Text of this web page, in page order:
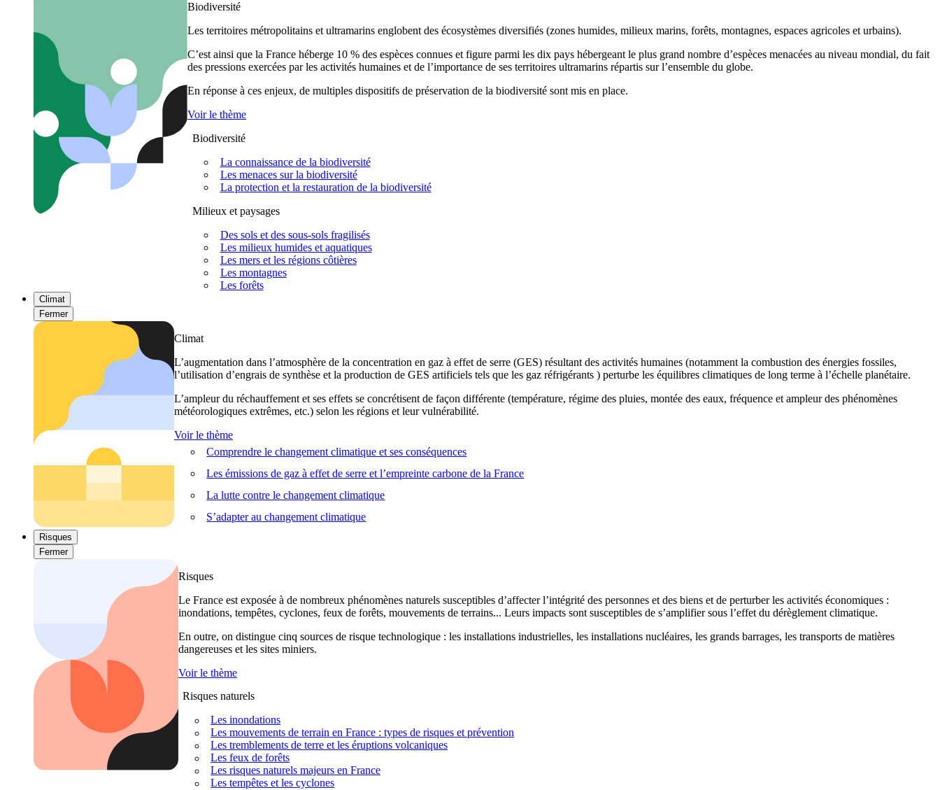
Biodiversité
Les territoires métropolitains et ultramarins englobent des écosystèmes diversifiés (zones humides, milieux marins, forêts, montagnes, espaces agricoles et urbains).
C’est ainsi que la France héberge 10 % des espèces connues et figure parmi les dix pays hébergeant le plus grand nombre d’espèces menacées au niveau mondial, du fait
des pressions exercées par les activités humaines et de l’importance de ses territoires ultramarins répartis sur l’ensemble du globe.
En réponse à ces enjeux, de multiples dispositifs de préservation de la biodiversité sont mis en place.
Voir le thème
Biodiversité
La connaissance de la biodiversité
Les menaces sur la biodiversité
La protection et la restauration de la biodiversité
Milieux et paysages
Des sols et des sous-sols fragilisés
Les milieux humides et aquatiques
Les mers et les régions côtières
Les montagnes
Les forêts
Climat
Fermer
Climat
L’augmentation dans l’atmosphère de la concentration en gaz à effet de serre (GES) résultant des activités humaines (notamment la combustion des énergies fossiles,
l’utilisation d’engrais de synthèse et la production de GES artificiels tels que les gaz réfrigérants ) perturbe les équilibres climatiques de long terme à l’échelle planétaire.
L’ampleur du réchauffement et ses effets se concrétisent de façon différente (température, régime des pluies, montée des eaux, fréquence et ampleur des phénomènes
météorologiques extrêmes, etc.) selon les régions et leur vulnérabilité.
Voir le thème
Comprendre le changement climatique et ses conséquences
Les émissions de gaz à effet de serre et l’empreinte carbone de la France
La lutte contre le changement climatique
S’adapter au changement climatique
Risques
Fermer
Risques
Le France est exposée à de nombreux phénomènes naturels susceptibles d’affecter l’intégrité des personnes et des biens et de perturber les activités économiques :
inondations, tempêtes, cyclones, feux de forêts, mouvements de terrains... Leurs impacts sont susceptibles de s’amplifier sous l’effet du dérèglement climatique.
En outre, on distingue cinq sources de risque technologique : les installations industrielles, les installations nucléaires, les grands barrages, les transports de matières
dangereuses et les sites miniers.
Voir le thème
Risques naturels
Les inondations
Les mouvements de terrain en France : types de risques et prévention
Les tremblements de terre et les éruptions volcaniques
Les feux de forêts
Les risques naturels majeurs en France
Les tempêtes et les cyclones